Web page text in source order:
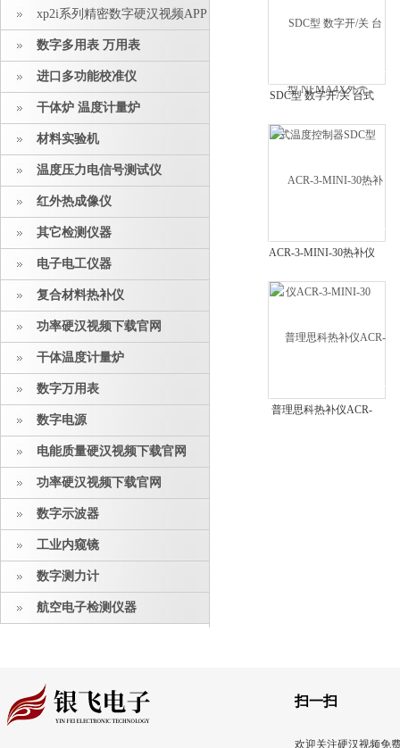
xp2i系列精密数字硬汉视频APP
下载安装数字多用表 万用表
进口多功能校准仪
干体炉 温度计量炉
材料实验机
温度压力电信号测试仪
红外热成像仪
其它检测仪器
电子电工仪器
复合材料热补仪
功率硬汉视频下载官网
干体温度计量炉
数字万用表
数字电源
电能质量硬汉视频下载官网
功率硬汉视频下载官网
数字示波器
工业内窥镜
数字测力计
航空电子检测仪器
SDC型 数字开/关 台式
ACR-3-MINI-30热补仪
普理思科热补仪ACR-
扫一扫
欢迎关注硬汉视频免